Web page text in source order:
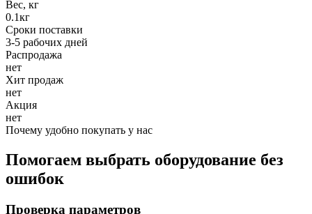
Вес, кг
0.1кг
Сроки поставки
3-5 рабочих дней
Распродажа
нет
Хит продаж
нет
Акция
нет
Почему удобно покупать у нас
Помогаем выбрать оборудование без
ошибок
Проверка параметров